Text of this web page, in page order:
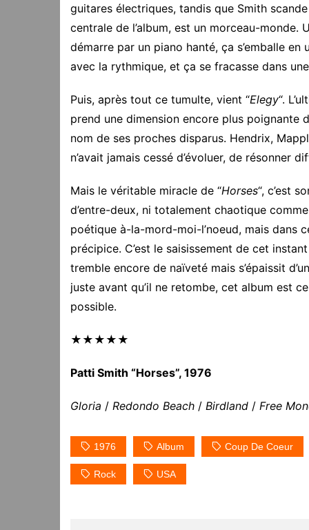
guitares électriques, tandis que Smith scande
centrale de l’album, est un morceau-
démarre par un piano hanté, ça s’emballe
avec la rythmique, et ça se fracasse dans
Puis, après tout ce tumulte, vient “Elegy“.
prend une dimension encore plus poignante
nom de ses proches disparus. Hendrix,
n’avait jamais cessé d’évoluer, de résonner
Mais le véritable miracle de “Horses“, c’est
d’entre-deux, ni totalement chaotique
poétique à-la-mord-moi-l’noeud, mais dans
précipice. C’est le saisissement de cet
tremble encore de naïveté mais s’épaissit
juste avant qu’il ne retombe, cet album est
possible.
★★★★★
Patti Smith “Horses”, 1976
Gloria / Redondo Beach / Birdland / Free
1976 Album Coup De Coeur
Rock USA